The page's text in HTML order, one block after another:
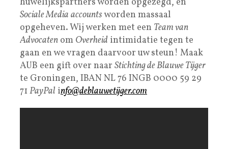
Sociale Media accountsworden massaal
opgeheven. Wij werken met een Team van
Advocaten om Overheid intimidatie tegen te
gaan en we vragen daarvoor uw steun! Maak
AUB een gift over naar Stichting de Blauwe Tijger
te Groningen, IBAN NL 76 INGB 0000 59 29
71 PayPal info@deblauwetijger.com